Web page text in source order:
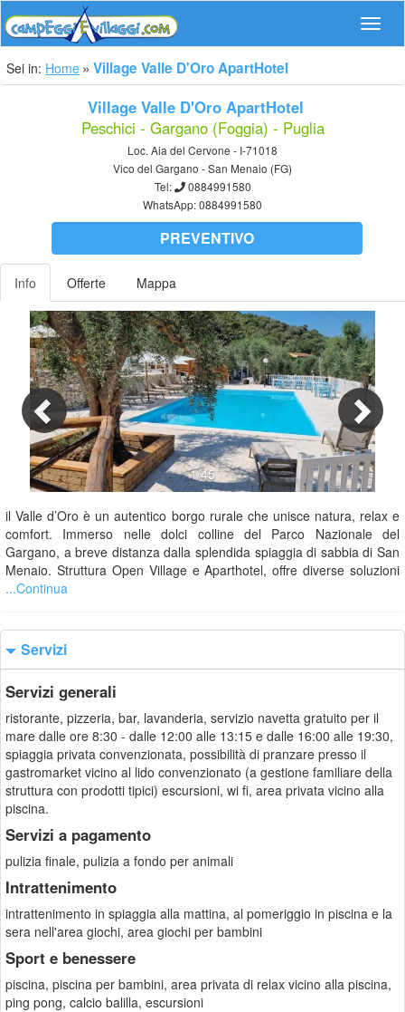
Sei in: Home Village Valle D'Oro ApartHotel
Village Valle D'Oro ApartHotel
Peschici - Gargano (Foggia) - Puglia
Loc. Aia del Cervone - I-71018
Vico del Gargano - San Menaio (FG)
Tel:
0884991580
WhatsApp:0884991580
PREVENTIVO
Info Offerte Mappa
1/45
Previous
il Valle d’Oro è un autentico borgo rurale che unisce natura, relax e
comfort. Immerso nelle dolci colline del Parco Nazionale del
Gargano, a breve distanza dalla splendida spiaggia di sabbia di San
Menaio. Struttura Open Village e Aparthotel, offre diverse soluzioni
...Continua
Servizi
Servizi generali
ristorante, pizzeria, bar, lavanderia, servizio navetta gratuito per il
mare dalle ore 8:30 - dalle 12:00 alle 13:15 e dalle 16:00 alle 19:30,
spiaggia privata convenzionata, possibilità di pranzare presso il
gastromarket vicino al lido convenzionato (a gestione familiare della
struttura con prodotti tipici) escursioni, wi fi, area privata vicino alla
piscina.
Servizi a pagamento
pulizia finale, pulizia a fondo per animali
Intrattenimento
intrattenimento in spiaggia alla mattina, al pomeriggio in piscina e la
sera nell'area giochi, area giochi per bambini
Sport e benessere
piscina, piscina per bambini, area privata di relax vicino alla piscina,
ping pong, calcio balilla, escursioni